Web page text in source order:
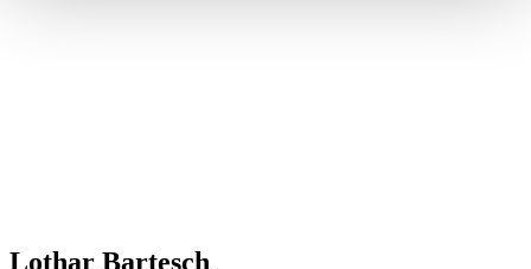
Lothar Bartesch
Australien